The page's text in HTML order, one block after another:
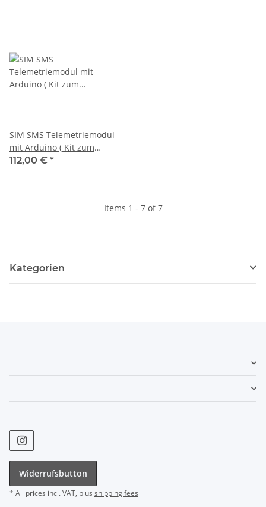
SIM SMS Telemetriemodul
mit Arduino ( Kit zum
nachrüsten )
112,00 € *
Items 1 - 7 of 7
Kategorien
Widerrufsbutton
* All prices incl. VAT, plus shipping fees